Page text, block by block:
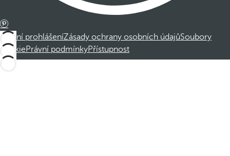
Právní prohlášeníZásady ochrany osobních údajůSoubory
cookiePrávní podmínkyPřístupnost